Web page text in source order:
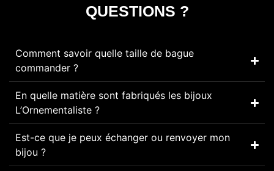
QUESTIONS ?
Comment savoir quelle taille de bague
commander ?
En quelle matière sont fabriqués les bijoux
L’Ornementaliste ?
Est-ce que je peux échanger ou renvoyer mon
bijou ?